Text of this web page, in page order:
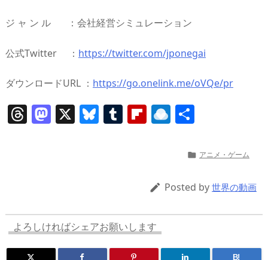
ジ ャ ン ル ：会社経営シミュレーション
公式Twitter ： https://twitter.com/jponegai
ダウンロードURL ： https://go.onelink.me/oVQe/pr
T
s
M
o
n
X Bl T Fl
ar
d
R
ro
p.
 アニメ・ゲーム
 Posted by 世界の動画
よろしければシェアお願いします
B!